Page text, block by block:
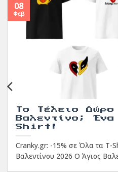
Το Τέλειο
Βαλεντίνο;
Shirt!
Cranky.gr: -15% σε Όλα τα T-
Βαλεντίνου 2026 Ο Άγιος
08
Φεβ